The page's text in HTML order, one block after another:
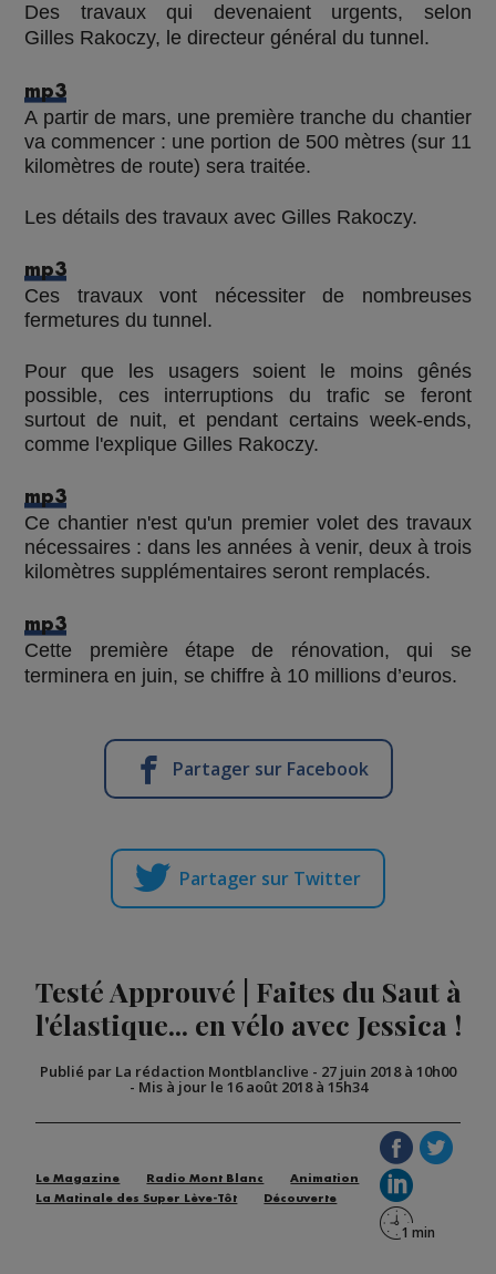
Des travaux qui devenaient urgents, selon
Gilles Rakoczy, le directeur général du tunnel.
mp3
A partir de mars, une première tranche du chantier
va commencer : une portion de 500 mètres (sur 11
kilomètres de route) sera traitée.
Les détails des travaux avec Gilles Rakoczy.
mp3
Ces travaux vont nécessiter de nombreuses
fermetures du tunnel.
Pour que les usagers soient le moins gênés
possible, ces interruptions du trafic se feront
surtout de nuit, et pendant certains week-ends,
comme l'explique Gilles Rakoczy.
mp3
Ce chantier n'est qu'un premier volet des travaux
nécessaires : dans les années à venir, deux à trois
kilomètres supplémentaires seront remplacés.
mp3
Cette première étape de rénovation, qui se
terminera en juin, se chiffre à 10 millions d’euros.
Partager sur Facebook
Partager sur Twitter
Testé Approuvé | Faites du Saut à
l'élastique... en vélo avec Jessica !
Publié par La rédaction Montblanclive - 27 juin 2018 à 10h00
- Mis à jour le 16 août 2018 à 15h34
Le Magazine Radio Mont Blanc
Animation
La Matinale des Super Lève-Tôt
Découverte